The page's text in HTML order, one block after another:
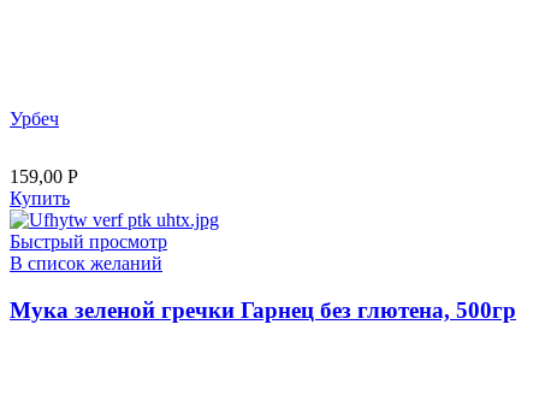
Урбеч
159,00 Р
Купить
Быстрый просмотр
В список желаний
Мука зеленой гречки Гарнец без глютена, 500гр